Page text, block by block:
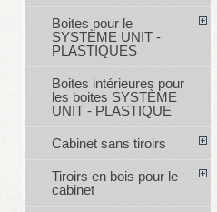
Boites pour le
SYSTÈME UNIT -
PLASTIQUES
Boites intérieures pour
les boites SYSTÈME
UNIT - PLASTIQUE
Cabinet sans tiroirs
Tiroirs en bois pour le
cabinet